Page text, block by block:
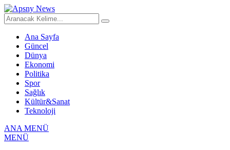
Ana Sayfa
Güncel
Dünya
Ekonomi
Politika
Spor
Sağlık
Kültür&Sanat
Teknoloji
ANA MENÜ
MENÜ